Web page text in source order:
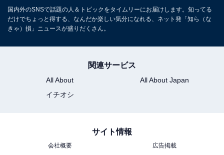
国内外のSNSで話題の人＆トピックをタイムリーにお届けします。知ってる
だけでちょっと得する、なんだか楽しい気分になれる、ネット発「知ら（な
きゃ）損」ニュースが盛りだくさん。
関連サービス
All About
All About Japan
イチオシ
サイト情報
会社概要
広告掲載